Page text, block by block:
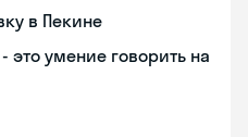
в Пекине
это умение говорить на